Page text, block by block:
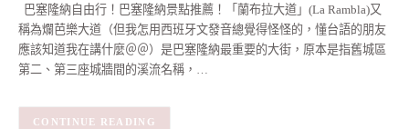
巴塞隆納自由行！巴塞隆納景點推薦！「蘭布拉大道」(La Rambla)又
稱為爛芭樂大道（但我怎用西班牙文發音總覺得怪怪的，懂台語的朋友
應該知道我在講什麼＠＠）是巴塞隆納最重要的大街，原本是指舊城區
第二、第三座城牆間的溪流名稱，…
CONTINUE READING